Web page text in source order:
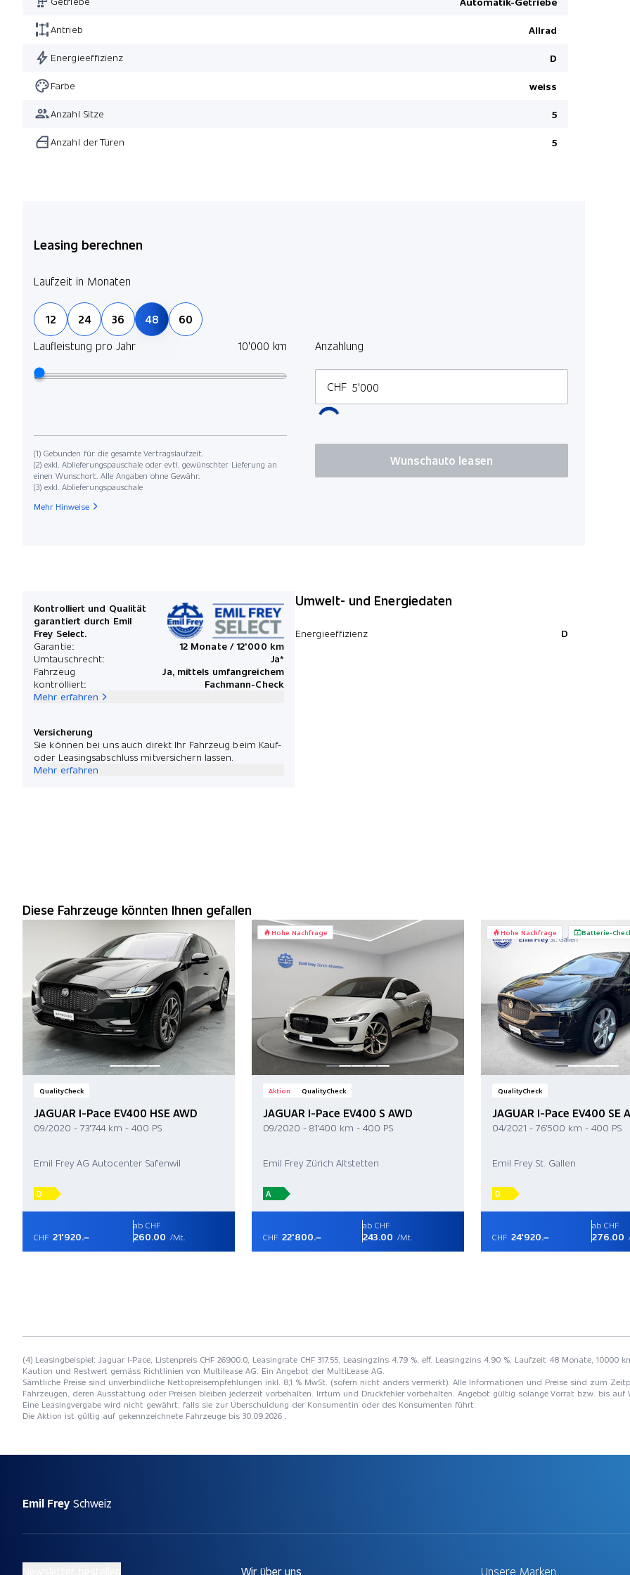
Antrieb Allrad
Energieeffizienz D
Farbe weiss
Anzahl Sitze 5
Anzahl der Türen 5
Leasing berechnen
Laufzeit in Monaten
12 24 36 48
60
Laufleistung pro Jahr
10'000 km Anzahlung
CHF
(1) Gebunden für die gesamte Vertragslaufzeit.
(2) exkl. Ablieferungspauschale oder evtl. gewünschter Lieferung an
einen Wunschort. Alle Angaben ohne Gewähr.
(3) exkl. Ablieferungspauschale
Wunschauto leasen
Mehr Hinweise
Kontrolliert und Qualität
garantiert durch Emil
Frey Select.
Garantie:
12 Monate / 12'000 km
Umtauschrecht:
Ja*
Fahrzeug
kontrolliert:
Ja, mittels umfangreichem
Fachmann-Check
Mehr erfahren
Versicherung
Sie können bei uns auch direkt Ihr Fahrzeug beim Kauf-
oder Leasingsabschluss mitversichern lassen.
Mehr erfahren
Umwelt- und Energiedaten
Energieeffizienz D
Diese Fahrzeuge könnten Ihnen gefallen
QualityCheck
JAGUAR I-Pace EV400 HSE AWD
09/2020 - 73'744 km - 400 PS
Emil Frey AG Autocenter Safenwil
D
CHF 21'920.–
ab CHF
260.00 /Mt.
Hohe Nachfrage
Aktion QualityCheck
JAGUAR I-Pace EV400 S AWD
09/2020 - 81'400 km - 400 PS
Emil Frey Zürich Altstetten
A
CHF 22'800.–
ab CHF
243.00 /Mt.
Hohe Nachfrage Batterie-
QualityCheck
JAGUAR I-Pace EV400 SE
04/2021 - 76'500 km - 400 PS
Emil Frey St. Gallen
D
CHF 24'920.–
ab CHF
276.00
(4) Leasingbeispiel: Jaguar I-Pace, Listenpreis CHF 26900.0, Leasingrate CHF 317.55, Leasingzins 4.79 %, eff. Leasingzins 4.90 %, Laufzeit 48 Monate,
Kaution und Restwert gemäss Richtlinien von Multilease AG. Ein Angebot der MultiLease AG.
Sämtliche Preise sind unverbindliche Nettopreisempfehlungen inkl. 8,1 % MwSt. (sofern nicht anders vermerkt). Alle Informationen und Preise sind zum
Fahrzeugen, deren Ausstattung oder Preisen bleiben jederzeit vorbehalten. Irrtum und Druckfehler vorbehalten. Angebot gültig solange Vorrat bzw. bis auf
Eine Leasingvergabe wird nicht gewährt, falls sie zur Überschuldung der Konsumentin oder des Konsumenten führt.
Die Aktion ist gültig auf gekennzeichnete Fahrzeuge bis 30.09.2026 .
Emil Frey Schweiz
Wir über uns Unsere Marken